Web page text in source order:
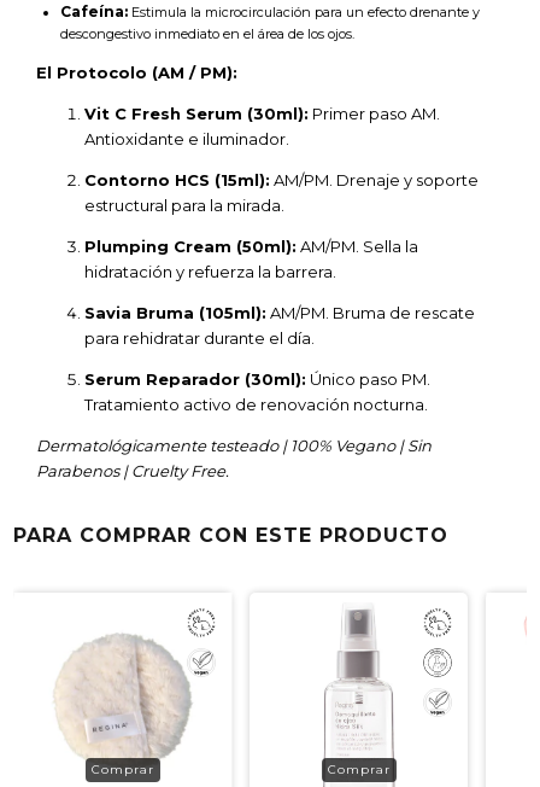
Cafeína: Estimula la microcirculación para un efecto drenante y
descongestivo inmediato en el área de los ojos.
El Protocolo (AM / PM):
Vit C Fresh Serum (30ml): Primer paso AM.
Antioxidante e iluminador.
Contorno HCS (15ml): AM/PM. Drenaje y soporte
estructural para la mirada.
Plumping Cream (50ml): AM/PM. Sella la
hidratación y refuerza la barrera.
Savia Bruma (105ml): AM/PM. Bruma de rescate
para rehidratar durante el día.
Serum Reparador (30ml): Único paso PM.
Tratamiento activo de renovación nocturna.
Dermatológicamente testeado | 100% Vegano | Sin
Parabenos | Cruelty Free.
PARA COMPRAR CON ESTE PRODUCTO